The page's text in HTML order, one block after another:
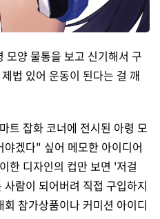
모양 물통을 보고 신기해서 구
법 있어 운동이 된다는 걸 깨
트 잡화 코너에 전시된 아령 모
겠다" 싶어 메모한 아이디어
한 디자인의 컵만 보면 '저걸
람이 되어버려 직접 구입하지
참가상품이나 커미션 아이디